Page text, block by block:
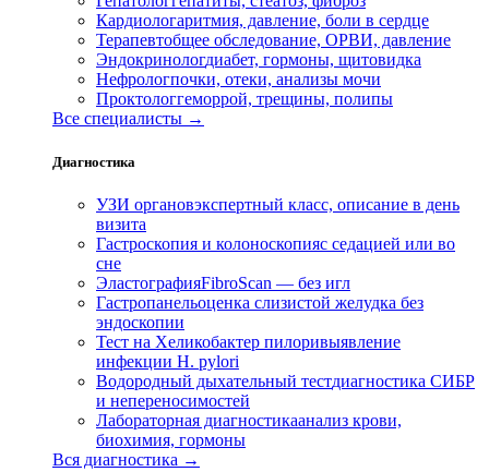
Кардиологаритмия, давление, боли в сердце
Терапевтобщее обследование, ОРВИ, давление
Эндокринологдиабет, гормоны, щитовидка
Нефрологпочки, отеки, анализы мочи
Проктологгеморрой, трещины, полипы
Все специалисты →
Диагностика
УЗИ органовэкспертный класс, описание в день
визита
Гастроскопия и колоноскопияс седацией или во
сне
ЭластографияFibroScan — без игл
Гастропанельоценка слизистой желудка без
эндоскопии
Тест на Хеликобактер пилоривыявление
инфекции H. pylori
Водородный дыхательный тестдиагностика СИБР
и непереносимостей
Лабораторная диагностикаанализ крови,
биохимия, гормоны
Вся диагностика →